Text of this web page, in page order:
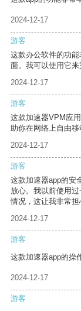
2024-12-17
游客
这款办公软件的功
面。我可以使用它来
2024-12-17
游客
这款加速器VPM应
助你在网络上自由移
2024-12-17
游客
这款加速器app的安
放心。我以前使用
情况，这让我非常担
2024-12-17
游客
这款加速器app的操
2024-12-17
游客